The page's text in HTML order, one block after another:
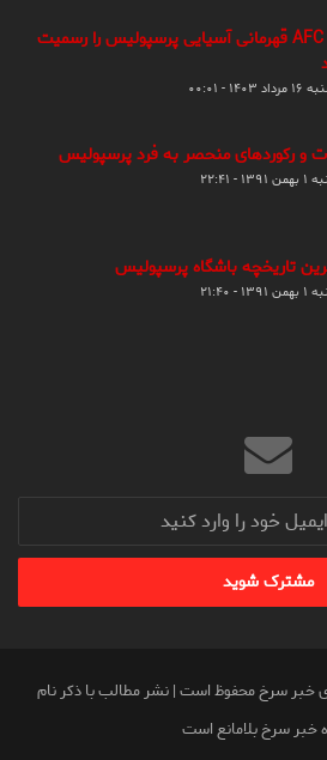
سایت AFC قهرمانی آسیایی پرسپولیس را رسمیت
- ۰۰:۰۱
و رکوردهای منحصر به فرد پرسپولیس
- ۲۲:۴۱
تاریخچه باشگاه پرسپولیس
- ۲۱:۴۰
خبر سرخ محفوظ است | نشر مطالب با ذکر نام
خبر سرخ بلامانع است